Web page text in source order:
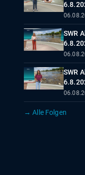
SWR
SWR
→ Alle Folgen